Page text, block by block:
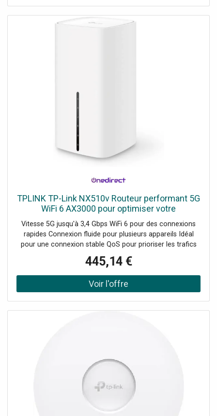
TPLINK TP-Link NX510v Routeur performant 5G
WiFi 6 AX3000 pour optimiser votre
connectivité
Vitesse 5G jusqu'à 3,4 Gbps WiFi 6 pour des connexions
rapides Connexion fluide pour plusieurs appareils Idéal
pour une connexion stable QoS pour prioriser les trafics
essentiels Sauvegarde 4G LTE pour connexion continue
Sécurité renforcée des données Gestion via le contrôleur
Omada cloud
445,14 €